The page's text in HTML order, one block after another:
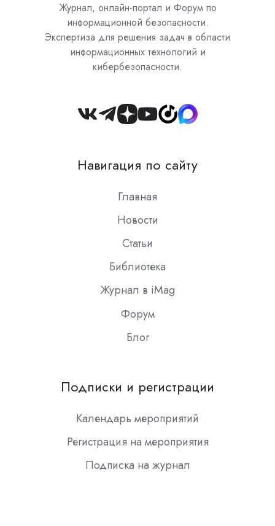
Журнал, онлайн-портал и Форум по
информационной безопасности.
Экспертиза для решения задач в области
информационных технологий и
кибербезопасности.
Join
Slack
Навигация по сайту
Главная
Новости
Статьи
Библиотека
Журнал в iMag
Форум
Блог
Подписки и регистрации
Календарь мероприятий
Регистрация на мероприятия
Подписка на журнал